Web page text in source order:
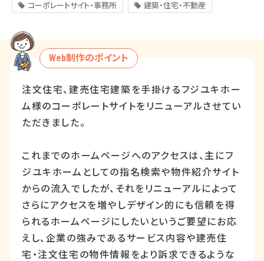
コーポレートサイト・事務所 建築・住宅・不動産
Web制作のポイント
注文住宅、建売住宅建築を手掛けるフジユキホー
ム様のコーポレートサイトをリニューアルさせてい
ただきました。
これまでのホームページへのアクセスは、主にフ
ジユキホームとしての指名検索や物件紹介サイト
からの流入でしたが、それをリニューアルによって
さらにアクセスを増やしデザイン的にも信頼を得
られるホームページにしたいというご要望にお応
えし、企業の強みであるサービス内容や建売住
宅・注文住宅の物件情報をより訴求できるような